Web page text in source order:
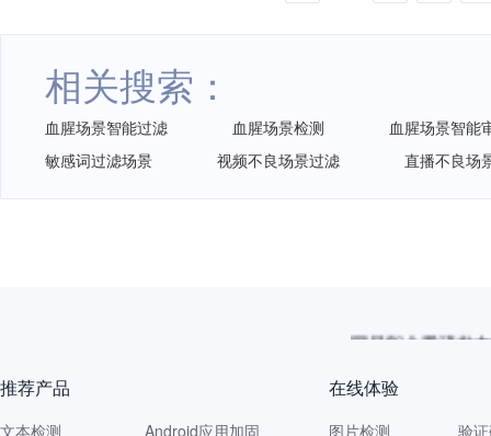
相关搜索：
血腥场景智能过滤 血腥场景检测
血腥场景智能
敏感词过滤场景
视频不良场景过滤 直播不良场
推荐产品
文本检测
Android应用加固
在线体验
图片检测
验